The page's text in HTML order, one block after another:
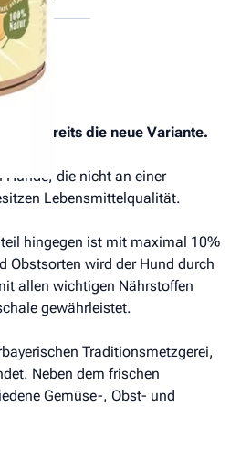
bereits die neue Variante.
die nicht an einer
Lebensmittelqualität.
hingegen ist mit maximal 10%
Obstsorten wird der Hund durch
allen wichtigen Nährstoffen
gewährleistet.
Traditionsmetzgerei,
Neben dem frischen
Gemüse-, Obst- und